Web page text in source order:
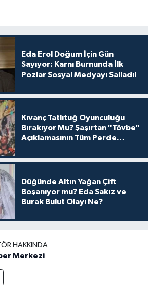
Eda Erol Doğum İçin Gün
Sayıyor: Karnı Burnunda İlk
Pozlar Sosyal Medyayı Salladı!
Kıvanç Tatlıtuğ Oyunculuğu
Bırakıyor Mu? Şaşırtan "Tövbe"
Açıklamasının Tüm Perde
Düğünde Altın Yağan Çift
Boşanıyor mu? Eda Sakız ve
Burak Bulut Olayı Ne?
HAKKINDA
Merkezi